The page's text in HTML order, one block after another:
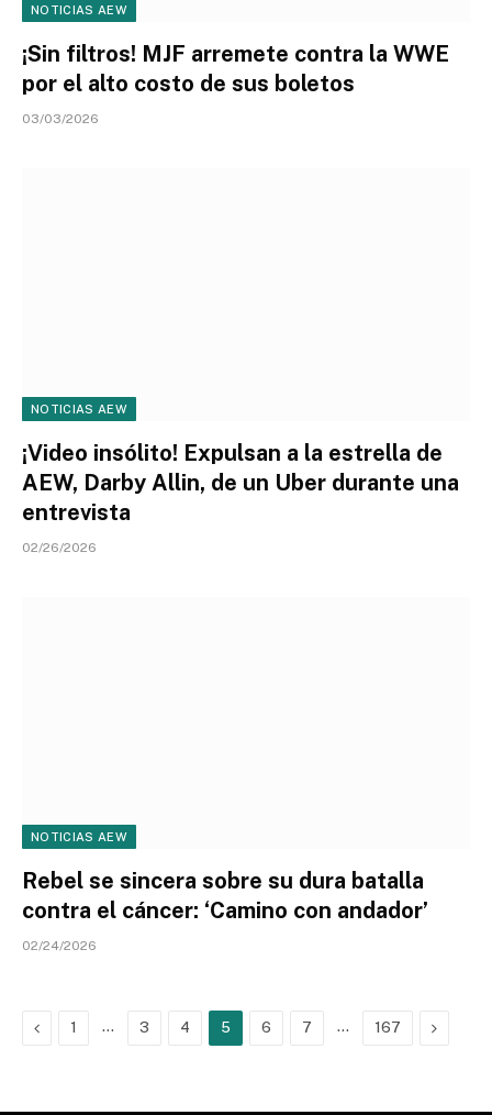
NOTICIAS AEW
¡Sin filtros! MJF arremete contra la WWE
por el alto costo de sus boletos
03/03/2026
NOTICIAS AEW
¡Video insólito! Expulsan a la estrella de
AEW, Darby Allin, de un Uber durante una
entrevista
02/26/2026
NOTICIAS AEW
Rebel se sincera sobre su dura batalla
contra el cáncer: ‘Camino con andador’
02/24/2026
Previous
1 … 3 4 5 6 7 … 167 Next